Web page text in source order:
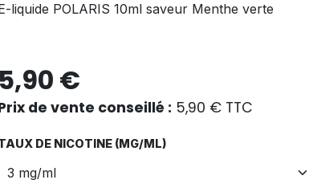
liquide POLARIS 10ml saveur Menthe verte
5,90 €
de vente conseillé : 5,90 € TTC
DE NICOTINE (MG/ML)